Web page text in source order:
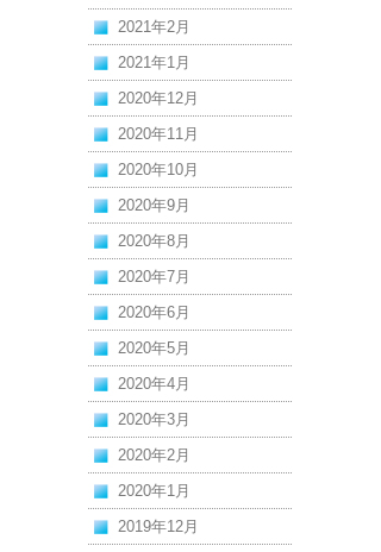
2021年2月
2021年1月
2020年12月
2020年11月
2020年10月
2020年9月
2020年8月
2020年7月
2020年6月
2020年5月
2020年4月
2020年3月
2020年2月
2020年1月
2019年12月